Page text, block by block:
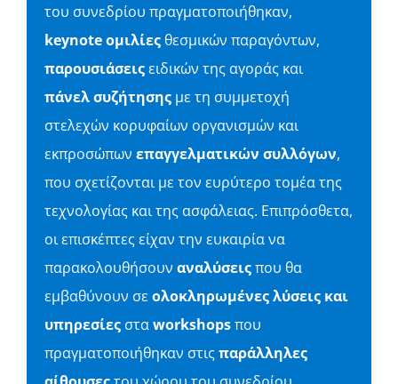
του συνεδρίου πραγματοποιήθηκαν,
keynoteομιλίεςθεσμικών παραγόντων,
παρουσιάσειςειδικών της αγοράς και
πάνελσυζήτησης με τη συμμετοχή
στελεχών κορυφαίων οργανισμών και
εκπροσώπων επαγγελματικών συλλόγων,
που σχετίζονται με τον ευρύτερο τομέα της
τεχνολογίας και της ασφάλειας. Επιπρόσθετα,
οι επισκέπτες είχαν την ευκαιρία να
παρακολουθήσουν αναλύσειςπου θα
εμβαθύνουν σε ολοκληρωμένες λύσεις και
υπηρεσίες σταworkshopsπου
πραγματοποιήθηκαν στιςπαράλληλες